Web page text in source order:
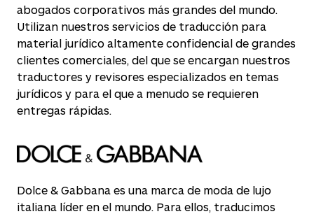
abogados corporativos más grandes del mundo.
Utilizan nuestros servicios de traducción para
material jurídico altamente confidencial de grandes
clientes comerciales, del que se encargan nuestros
traductores y revisores especializados en temas
jurídicos y para el que a menudo se requieren
entregas rápidas.
Dolce & Gabbana es una marca de moda de lujo
italiana líder en el mundo. Para ellos, traducimos